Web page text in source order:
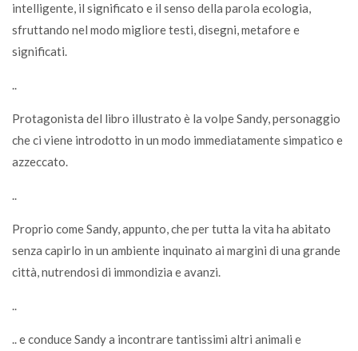
intelligente, il significato e il senso della parola ecologia,
sfruttando nel modo migliore testi, disegni, metafore e
significati.
..
Protagonista del libro illustrato è la volpe Sandy, personaggio
che ci viene introdotto in un modo immediatamente simpatico e
azzeccato.
..
Proprio come Sandy, appunto, che per tutta la vita ha abitato
senza capirlo in un ambiente inquinato ai margini di una grande
città, nutrendosi di immondizia e avanzi.
..
.. e conduce Sandy a incontrare tantissimi altri animali e